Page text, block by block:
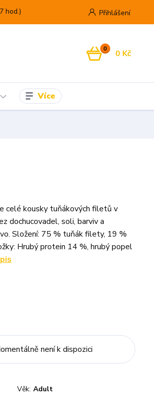
Přihlášení
hod.)
0 0 Kč
Více
celé kousky tuňákových filetů v
dochucovadel, soli, barviv a
Složení: 75 % tuňák filety, 19 %
Hrubý protein 14 %, hrubý popel
není k dispozici
Věk: Adult